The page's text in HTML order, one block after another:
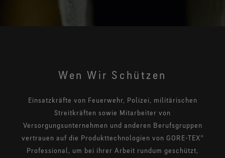
Flammeneinwirkung.
Hitze- und flammresistente Schutztechnologie mit nicht
flammfesten Textilien.
GORE-TEX® STRETCH Produkttechnologie
Höherer Tragekomfort und mehr Leistung.
Unsere Partner
Nachhaltigkeit
Wen Wir Schützen
Einsatzkräfte von Feuerwehr, Polizei, militärischen
Streitkräften sowie Mitarbeiter von
Versorgungsunternehmen und anderen Berufsgruppen
vertrauen auf die Produkttechnologien von GORE-TEX®
Professional, um bei ihrer Arbeit rundum geschützt,